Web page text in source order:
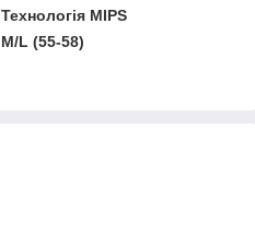
Технологія MIPS
M/L (55-58)